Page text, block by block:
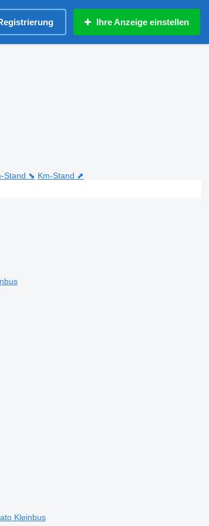
Ihre Anzeige einstellen
Stand ⬊ Km-Stand ⬈
Kleinbus